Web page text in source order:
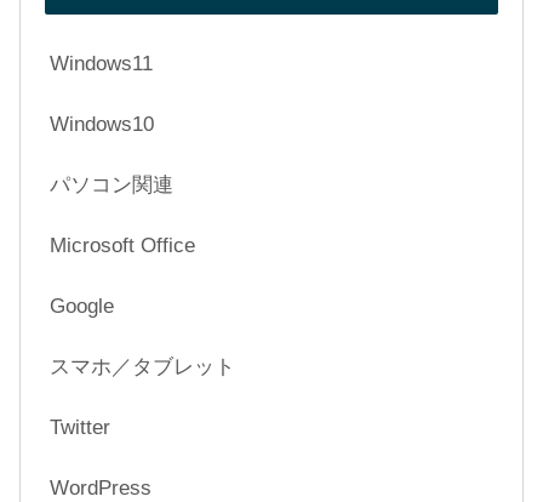
Windows11
Windows10
パソコン関連
Microsoft Office
Google
スマホ／タブレット
Twitter
WordPress